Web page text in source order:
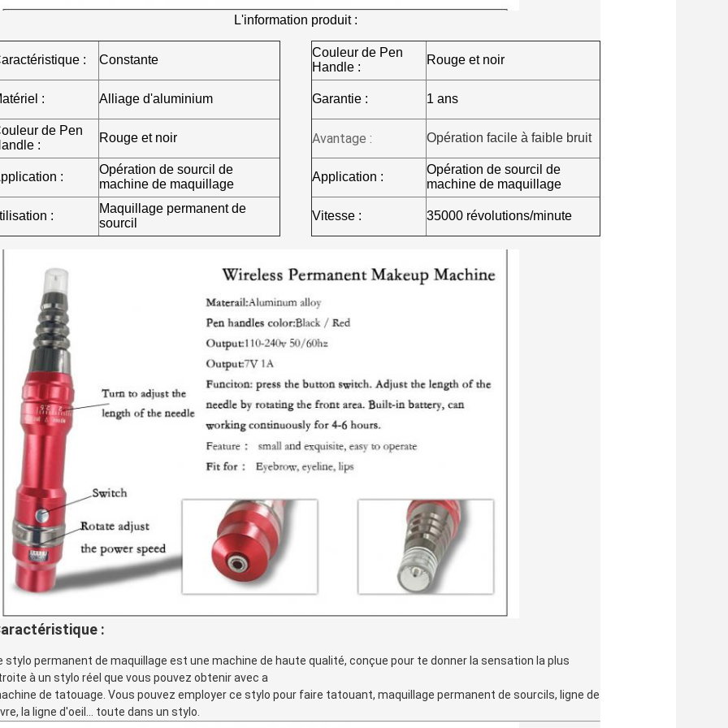
L'information produit :
: Constante
: Alliage d'aluminium
de Pen
:
Rouge et noir
:
Opération de sourcil de
machine de maquillage
:
Maquillage permanent de
sourcil
Couleur de Pen
Handle :
Rouge et noir
Garantie : 1 ans
Avantage : Opération facile à faible bruit
Application :
Opération de sourcil de
machine de maquillage
Vitesse : 35000 révolutions/minute
:
stylo permanent de maquillage est une machine de haute qualité, conçue pour te donner la sensation la plus
à un stylo réel que vous pouvez obtenir avec a
de tatouage. Vous pouvez employer ce stylo pour faire tatouant, maquillage permanent de sourcils, ligne de
la ligne d'oeil… toute dans un stylo.